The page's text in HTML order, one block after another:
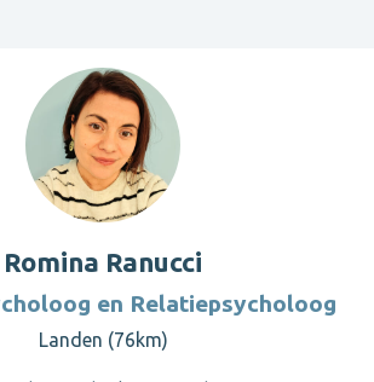
Romina Ranucci
en Relatiepsycholoog
Landen (76km)